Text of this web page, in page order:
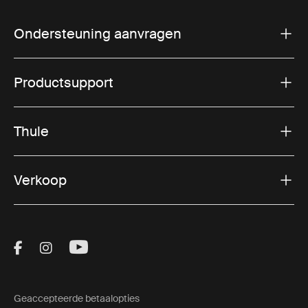
Ondersteuning aanvragen
Productsupport
Thule
Verkoop
Visit Thule on Facebook (external link)
Visit Thule on Instagram (external link)
Visit Thule on Youtube (external
Geaccepteerde betaalopties